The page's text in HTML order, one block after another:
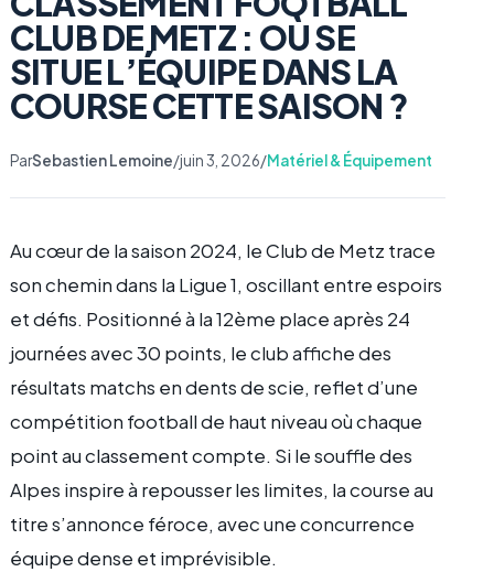
CLUB DE METZ : OÙ SE
SITUE L’ÉQUIPE DANS LA
COURSE CETTE SAISON ?
ParSebastien Lemoine/juin 3, 2026/Matériel & Équipement
Au cœur de la saison 2024, le Club de Metz trace
son chemin dans la Ligue 1, oscillant entre espoirs
et défis. Positionné à la 12ème place après 24
journées avec 30 points, le club affiche des
résultats matchs en dents de scie, reflet d’une
compétition football de haut niveau où chaque
point au classement compte. Si le souffle des
Alpes inspire à repousser les limites, la course au
titre s’annonce féroce, avec une concurrence
équipe dense et imprévisible.